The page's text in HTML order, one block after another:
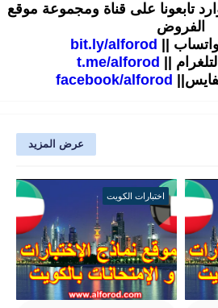
تابعونا على قناة ومجموعة موقع
الفروض
||
bit.ly/alforod
||
t.me/alforod
facebook/alforod
عرض المزيد
اختبارات الكويت